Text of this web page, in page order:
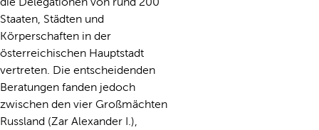
Staaten, Städten und
Körperschaften in der
österreichischen Hauptstadt
vertreten. Die entscheidenden
Beratungen fanden jedoch
zwischen den vier Großmächten
Russland (Zar Alexander I.),